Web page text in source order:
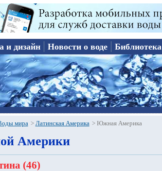
и дизайн Новости о воде Библиотека
мира > Латинская Америка > Южная Америка
Америки
(46)